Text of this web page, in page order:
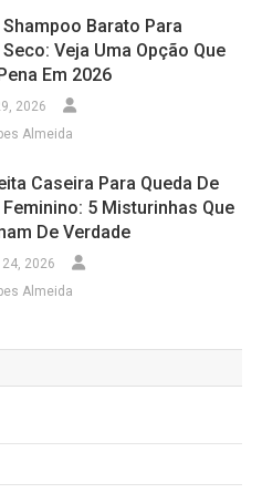
Barato Para
Veja Uma Opção Que
Em 2026
2026
Almeida
Caseira Para Queda De
5 Misturinhas Que
De Verdade
2026
Almeida